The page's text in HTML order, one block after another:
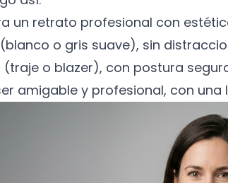
un retrato profesional con
o gris suave), sin
o blazer), con postura
amigable y profesional, con una